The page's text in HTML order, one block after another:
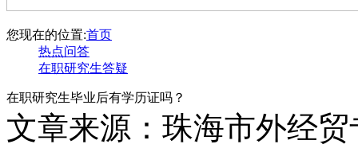
您现在的位置:首页
热点问答
在职研究生答疑
在职研究生毕业后有学历证吗？
文章来源：珠海市外经